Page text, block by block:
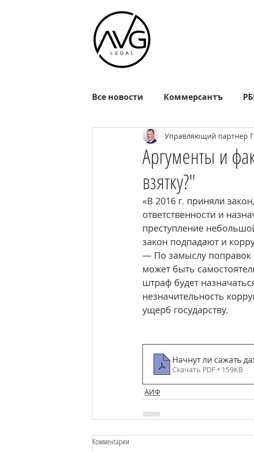
Все новости Коммерсантъ
Известия РГ Взгляд
Октагон EADaily
News.ru РИА
Аргументы и
взятку?"
Управляющий партнер
«В 2016 г. приняли
ответственности и
преступление
закон подпадают и
— По замыслу поправок
может быть
штраф будет
незначительность
ущерб государству.
Начнут ли сажать
Скачать PDF • 159KB
АИФ
Комментарии